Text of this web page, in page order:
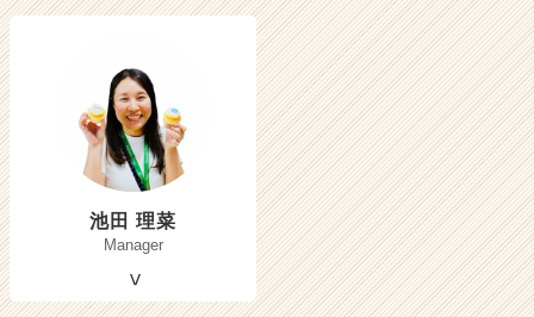
池田 理菜
Manager